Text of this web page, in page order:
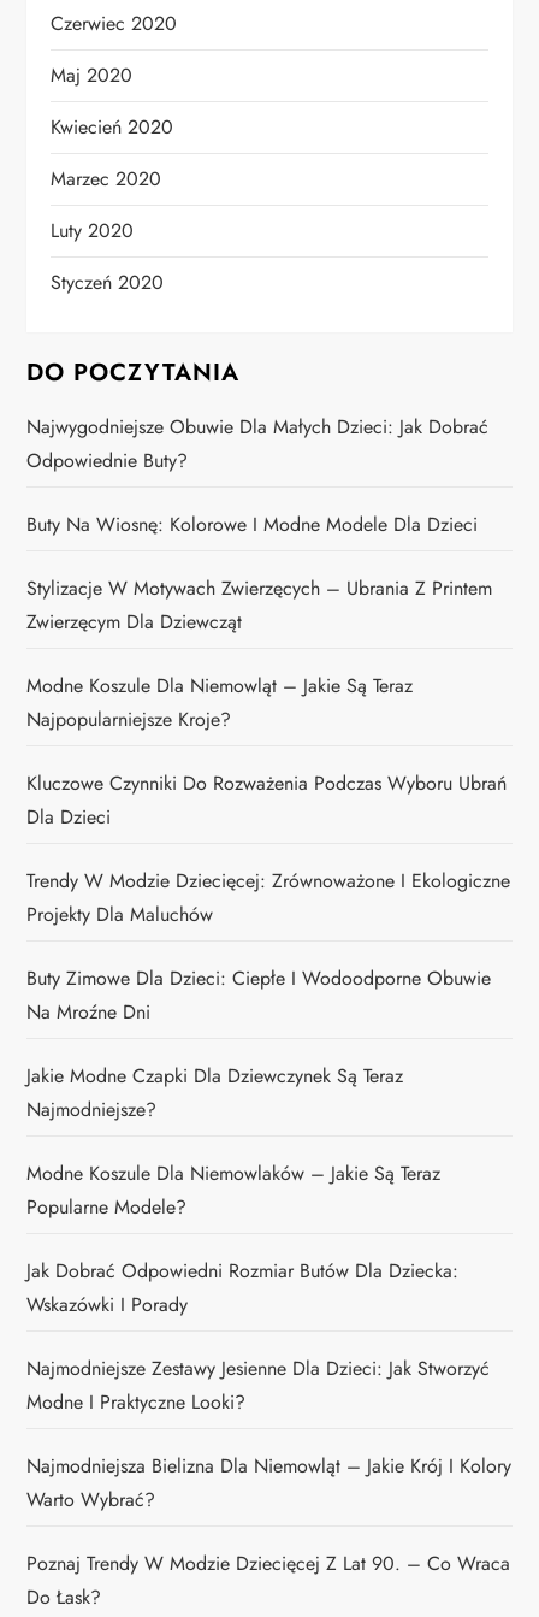
Czerwiec 2020
Maj 2020
Kwiecień 2020
Marzec 2020
Luty 2020
Styczeń 2020
DO POCZYTANIA
Najwygodniejsze Obuwie Dla Małych Dzieci: Jak Dobrać
Odpowiednie Buty?
Buty Na Wiosnę: Kolorowe I Modne Modele Dla Dzieci
Stylizacje W Motywach Zwierzęcych – Ubrania Z Printem
Zwierzęcym Dla Dziewcząt
Modne Koszule Dla Niemowląt – Jakie Są Teraz
Najpopularniejsze Kroje?
Kluczowe Czynniki Do Rozważenia Podczas Wyboru Ubrań
Dla Dzieci
Trendy W Modzie Dziecięcej: Zrównoważone I Ekologiczne
Projekty Dla Maluchów
Buty Zimowe Dla Dzieci: Ciepłe I Wodoodporne Obuwie
Na Mroźne Dni
Jakie Modne Czapki Dla Dziewczynek Są Teraz
Najmodniejsze?
Modne Koszule Dla Niemowlaków – Jakie Są Teraz
Popularne Modele?
Jak Dobrać Odpowiedni Rozmiar Butów Dla Dziecka:
Wskazówki I Porady
Najmodniejsze Zestawy Jesienne Dla Dzieci: Jak Stworzyć
Modne I Praktyczne Looki?
Najmodniejsza Bielizna Dla Niemowląt – Jakie Krój I Kolory
Warto Wybrać?
Poznaj Trendy W Modzie Dziecięcej Z Lat 90. – Co Wraca
Do Łask?